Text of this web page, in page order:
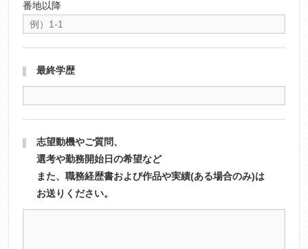
番地以降
最終学歴
志望動機やご質問、
選考や勤務開始日の希望など
また、職務経歴書および作品や実績(ある場合のみ)は
お送りください。